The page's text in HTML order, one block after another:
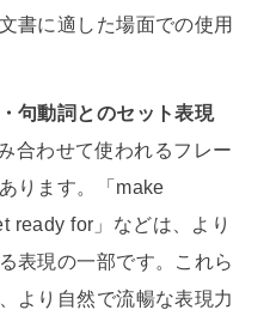
書に適した場面での使用
句動詞とのセット表現
合わせて使われるフレー
ります。「make
ready for」などは、より
表現の一部です。これら
より自然で流暢な表現力